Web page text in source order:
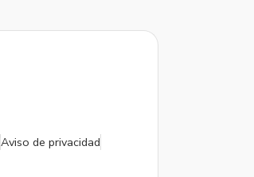
Aviso de privacidad